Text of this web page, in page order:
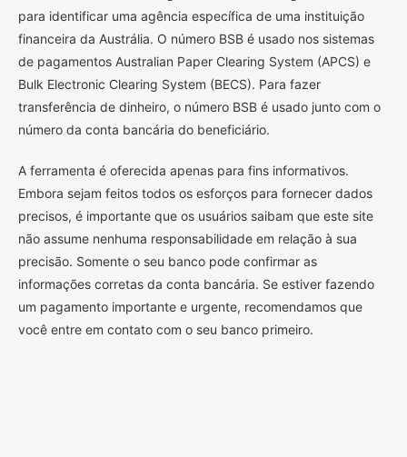
para identificar uma agência específica de uma instituição
financeira da Austrália. O número BSB é usado nos sistemas
de pagamentos Australian Paper Clearing System (APCS) e
Bulk Electronic Clearing System (BECS). Para fazer
transferência de dinheiro, o número BSB é usado junto com o
número da conta bancária do beneficiário.
A ferramenta é oferecida apenas para fins informativos.
Embora sejam feitos todos os esforços para fornecer dados
precisos, é importante que os usuários saibam que este site
não assume nenhuma responsabilidade em relação à sua
precisão. Somente o seu banco pode confirmar as
informações corretas da conta bancária. Se estiver fazendo
um pagamento importante e urgente, recomendamos que
você entre em contato com o seu banco primeiro.